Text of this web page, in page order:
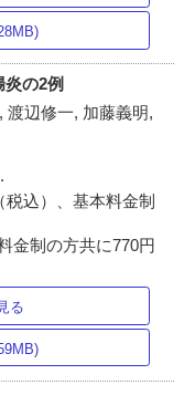
の2例
渡辺修一, 加藤義明,
込）、基本料金制
金制の方共に770円
る